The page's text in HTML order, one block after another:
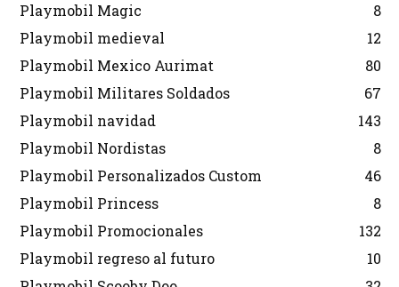
Playmobil Magic
8
Playmobil medieval
12
Playmobil Mexico Aurimat
80
Playmobil Militares Soldados
67
Playmobil navidad
143
Playmobil Nordistas
8
Playmobil Personalizados Custom
46
Playmobil Princess
8
Playmobil Promocionales
132
Playmobil regreso al futuro
10